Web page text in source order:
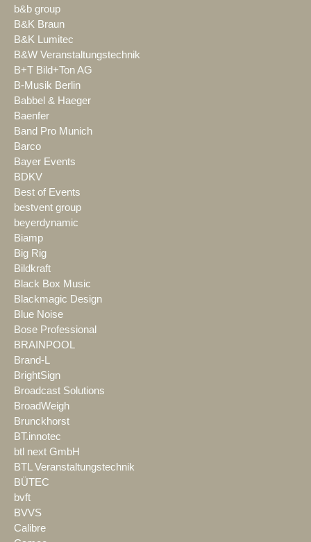
b&b group
B&K Braun
B&K Lumitec
B&W Veranstaltungstechnik
B+T Bild+Ton AG
B-Musik Berlin
Babbel & Haeger
Baenfer
Band Pro Munich
Barco
Bayer Events
BDKV
Best of Events
bestvent group
beyerdynamic
Biamp
Big Rig
Bildkraft
Black Box Music
Blackmagic Design
Blue Noise
Bose Professional
BRAINPOOL
Brand-L
BrightSign
Broadcast Solutions
BroadWeigh
Brunckhorst
BT.innotec
btl next GmbH
BTL Veranstaltungstechnik
BÜTEC
bvft
BVVS
Calibre